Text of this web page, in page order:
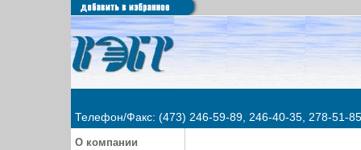
Телефон/Факс: (473) 246-59-89, 246-40-35, 278-51-
О компании